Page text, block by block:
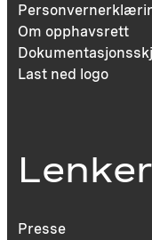
Om opphavsrett
Last ned logo
Lenker
Presse